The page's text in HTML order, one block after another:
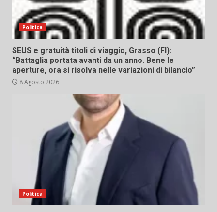
Politica
SEUS e gratuità titoli di viaggio, Grasso (FI):
“Battaglia portata avanti da un anno. Bene le
aperture, ora si risolva nelle variazioni di bilancio”
8 Agosto 2026
Politica